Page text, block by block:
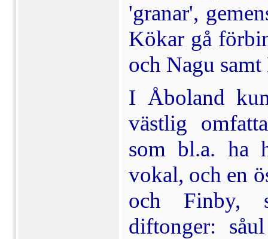
'granar',
Kökar gå
och Nagu
I Åboland
västlig
som bl.a. ha
vokal, och en
och Finby,
diftonger: